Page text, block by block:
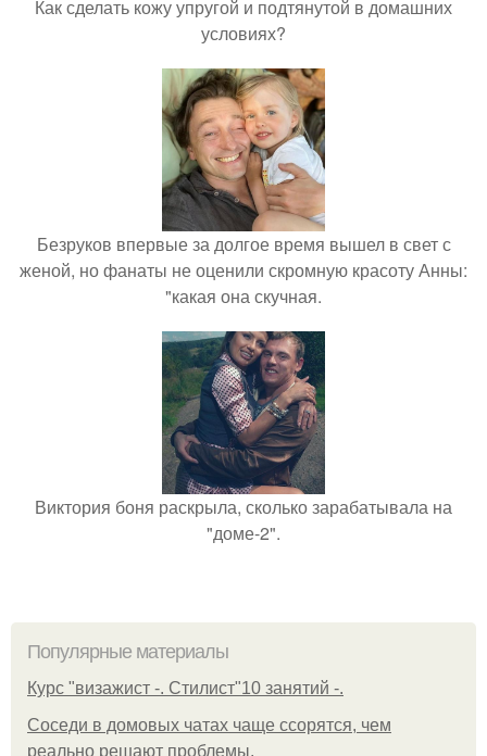
Как сделать кожу упругой и подтянутой в домашних
условиях?
Безруков впервые за долгое время вышел в свет с
женой, но фанаты не оценили скромную красоту Анны:
"какая она скучная.
Виктория боня раскрыла, сколько зарабатывала на
"доме-2".
Популярные материалы
Курс "визажист -. Стилист"10 занятий -.
Соседи в домовых чатах чаще ссорятся, чем
реально решают проблемы.